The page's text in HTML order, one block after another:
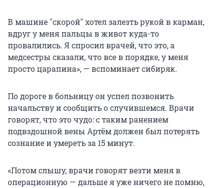
В машине "скорой" хотел залезть рукой в карман,
вдруг у меня пальцы в живот куда-то
провалились. Я спросил врачей, что это, а
медсестры сказали, что все в порядке, у меня
просто царапина», — вспоминает сибиряк.
По дороге в больницу он успел позвонить
начальству и сообщить о случившемся. Врачи
говорят, что это чудо: с таким ранением
подвздошной вены Артём должен был потерять
сознание и умереть за 15 минут.
«Потом слышу, врачи говорят везти меня в
операционную — дальше я уже ничего не помню,